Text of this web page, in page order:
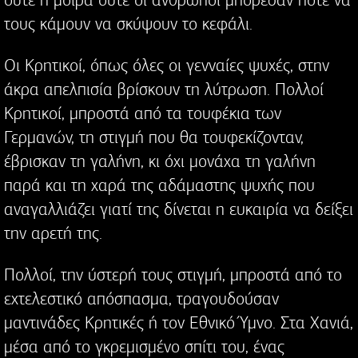
τους κάμουν να σκύψουν το κεφάλι.
Οι Κρητικοί, όπως όλες οι γενναίες ψυχές, στην
άκρα απελπισία βρίσκουν τη λύτρωση. Πολλοί
Κρητικοί, μπροστά από τα τουφέκια των
Γερμανών, τη στιγμή που θα τουφεκίζονταν,
έβρισκαν τη γαλήνη, κι όχι μονάχα τη γαλήνη
παρά και τη χαρά της αδάμαστης ψυχής που
αναγαλλιάζει γιατί της δίνεται η ευκαιρία να δείξει
την αρετή της.
Πολλοί, την ύστερή τους στιγμή, μπροστά από το
εχτελεστικό απόσπασμα, τραγουδούσαν
μαντινάδες Κρητικές ή τον Εθνικό Ύμνο. Στα Χανιά,
μέσα από το γκρεμισμένο σπίτι του, ένας